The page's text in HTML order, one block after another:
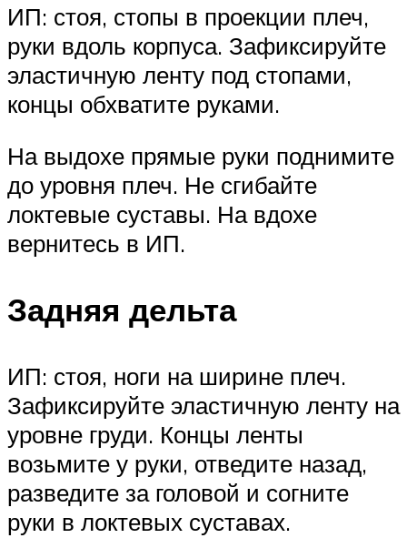
ИП: стоя, стопы в проекции плеч,
руки вдоль корпуса. Зафиксируйте
эластичную ленту под стопами,
концы обхватите руками.
На выдохе прямые руки поднимите
до уровня плеч. Не сгибайте
локтевые суставы. На вдохе
вернитесь в ИП.
Задняя дельта
ИП: стоя, ноги на ширине плеч.
Зафиксируйте эластичную ленту на
уровне груди. Концы ленты
возьмите у руки, отведите назад,
разведите за головой и согните
руки в локтевых суставах.